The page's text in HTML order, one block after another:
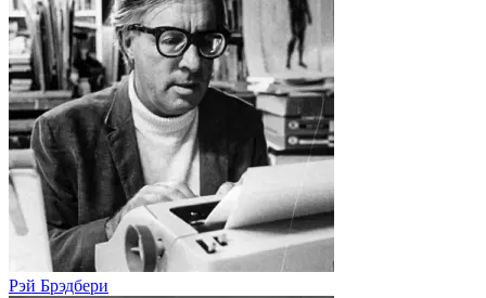
Рэй Брэдбери